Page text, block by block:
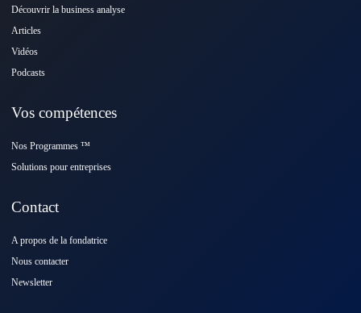
Découvrir la business analyse
Articles
Vidéos
Podcasts
Vos compétences
Nos Programmes ™️
Solutions pour entreprises
Contact
A propos de la fondatrice
Nous contacter
Newsletter